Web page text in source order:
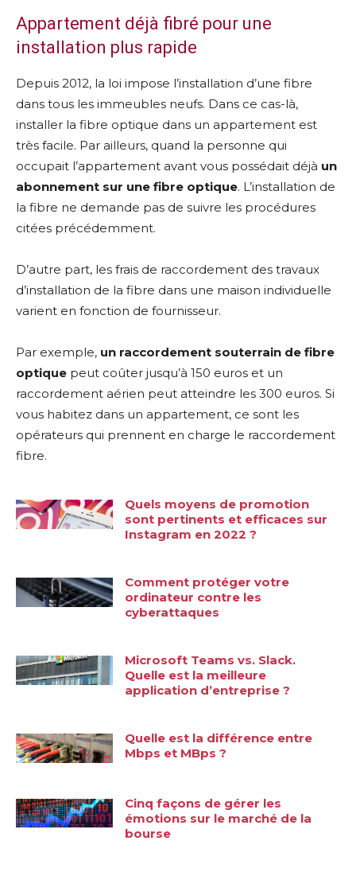
Appartement déjà fibré pour une
installation plus rapide
Depuis 2012, la loi impose l’installation d’une fibre
dans tous les immeubles neufs. Dans ce cas-là,
installer la fibre optique dans un appartement est
très facile. Par ailleurs, quand la personne qui
occupait l’appartement avant vous possédait déjà un
abonnement sur une fibre optique. L’installation de
la fibre ne demande pas de suivre les procédures
citées précédemment.
D’autre part, les frais de raccordement des travaux
d’installation de la fibre dans une maison individuelle
varient en fonction de fournisseur.
Par exemple, un raccordement souterrain de fibre
optique peut coûter jusqu’à 150 euros et un
raccordement aérien peut atteindre les 300 euros. Si
vous habitez dans un appartement, ce sont les
opérateurs qui prennent en charge le raccordement
fibre.
Quels moyens de promotion
sont pertinents et efficaces sur
Instagram en 2022 ?
Comment protéger votre
ordinateur contre les
cyberattaques
Microsoft Teams vs. Slack.
Quelle est la meilleure
application d’entreprise ?
Quelle est la différence entre
Mbps et MBps ?
Cinq façons de gérer les
émotions sur le marché de la
bourse